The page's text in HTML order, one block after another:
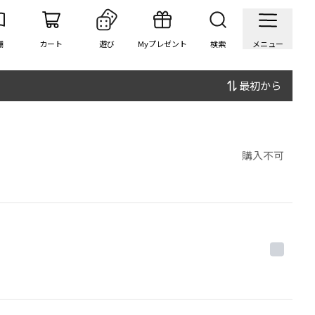
カート 遊び Myプレゼント 検索 メニュー
最初から
購入不可